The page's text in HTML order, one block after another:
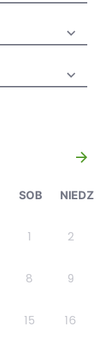
młodzieży
»
SOB NIEDZ
1 2
8 9
15 16